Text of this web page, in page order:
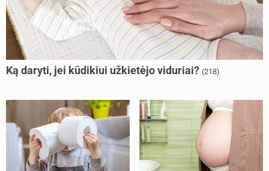
Ką daryti, jei kūdikiui užkietėjo viduriai? (218)